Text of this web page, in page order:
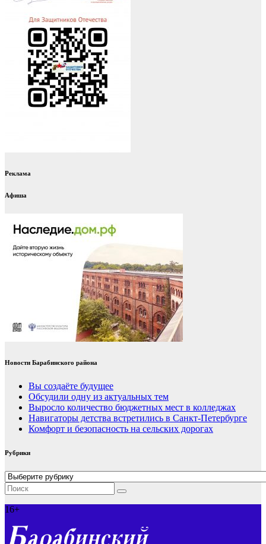
Реклама
Афиша
Новости Барабинского района
Вы создаёте будущее
Обсудили одну из актуальных тем
Выросло количество бюджетных мест в колледжах
Навигаторы детства встретились в Санкт-Петербурге
Комфорт и безопасность на сельских дорогах
Рубрики
Рубрики
16+